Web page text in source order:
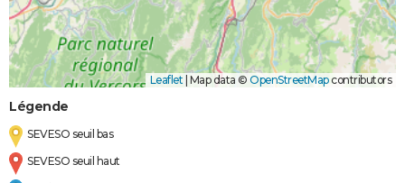
Leaflet Map data © OpenStreetMapcontributors
Légende
SEVESO seuil bas
SEVESO seuil haut